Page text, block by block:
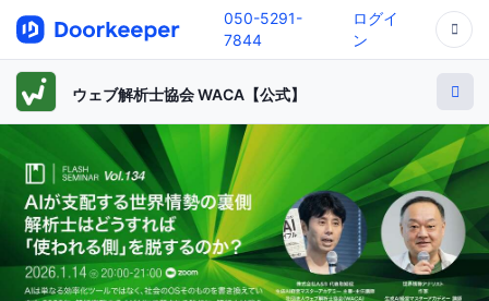
050-5291-
7844
ログイ
ン
ウェブ解析士協会 WACA【公式】